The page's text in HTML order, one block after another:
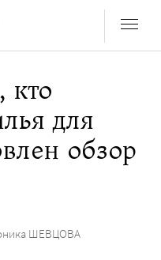
кто
для
обзор
ШЕВЦОВА